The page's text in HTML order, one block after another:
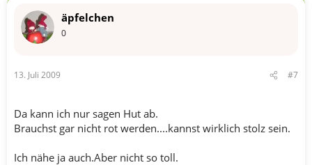
äpfelchen
0
13. Juli 2009 #7
Da kann ich nur sagen Hut ab.
Brauchst gar nicht rot werden....kannst wirklich stolz sein.
Ich nähe ja auch.Aber nicht so toll.